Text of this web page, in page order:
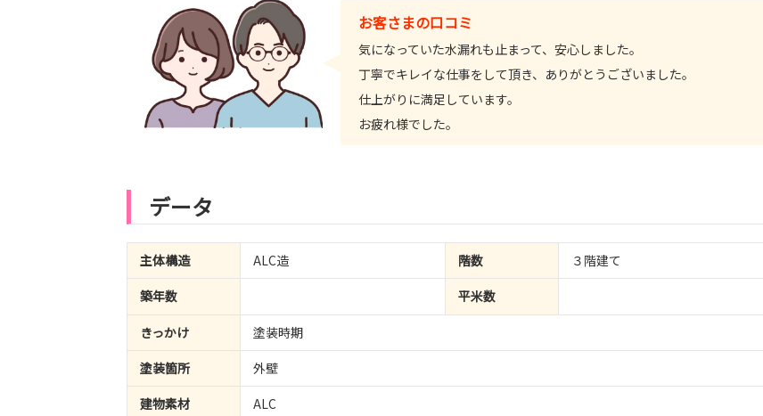
お客さまの口コミ
気になっていた水漏れも止まって、安心しました。
丁寧でキレイな仕事をして頂き、ありがとうございました。
仕上がりに満足しています。
お疲れ様でした。
データ
主体構造 ALC造 階数
３階建て
築年数
平米数
きっかけ
塗装時期
塗装箇所
外壁
建物素材
ALC